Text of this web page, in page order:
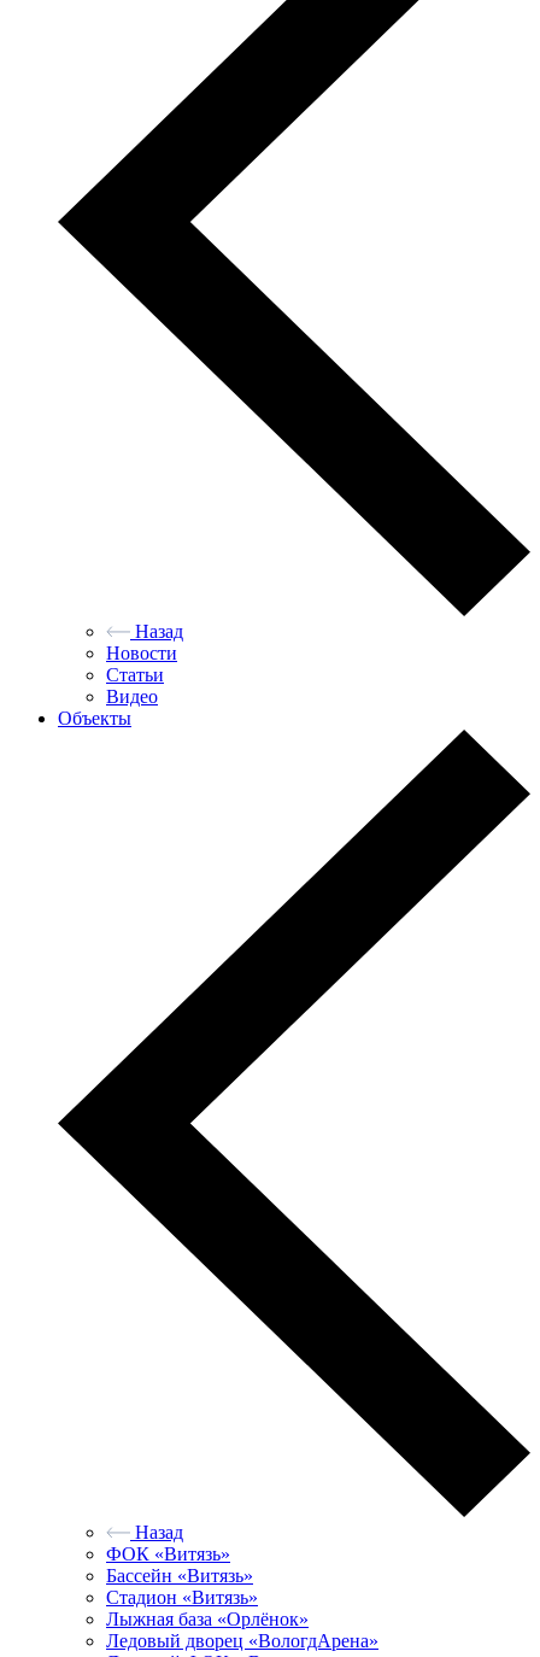
Назад
Новости
Статьи
Видео
Объекты
Назад
ФОК «Витязь»
Бассейн «Витязь»
Стадион «Витязь»
Лыжная база «Орлёнок»
Ледовый дворец «ВологдАрена»